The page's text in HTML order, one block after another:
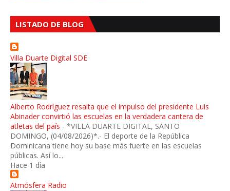
LISTADO DE BLOG
Villa Duarte Digital SDE
Alberto Rodríguez resalta que el impulso del presidente Luis
Abinader convirtió las escuelas en la verdadera cantera de
atletas del país - *VILLA DUARTE DIGITAL, SANTO
DOMINGO, (04/08/2026)*.- El deporte de la República
Dominicana tiene hoy su base más fuerte en las escuelas
públicas. Así lo...
Hace 1 día
Atmósfera Radio